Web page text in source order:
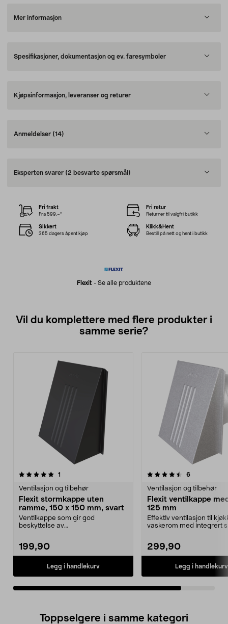
Mer informasjon
Spesifikasjoner, dokumentasjon og ev. faresymboler
Kjøpsinformasjon, leveranser og returer
Anmeldelser (14)
Eksperten svarer (2 besvarte spørsmål)
Flexit - Se alle produktene
Fri frakt
Fra 599,–*
Fri retur
Returner til valgfri butikk
Sikkert
365 dagers åpent kjøp
Klikk&Hent
Bestill på nett og hent i butikk
Vil du komplettere med flere produkter i
samme serie?
1
Ventilasjon og tilbehør
Flexit stormkappe uten
ramme, 150 x 150 mm, svart
Ventilkappe som gir god
beskyttelse av
199,90
Legg i handlekurv
4.5av 5 stjerner 6anmeldelser
Ventilasjon og tilbehør
Flexit ventilkappe
125 mm
Effektiv ventilasjon til
vaskerom med integrert
299,90
Legg i handlekurv
Toppselgere i samme kategori